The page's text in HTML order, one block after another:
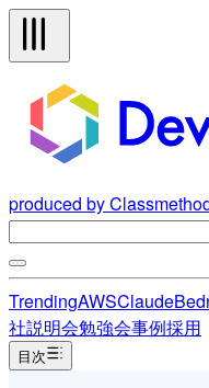
produced by
TrendingAWSClaude
社説明会勉強会事例採用
目次